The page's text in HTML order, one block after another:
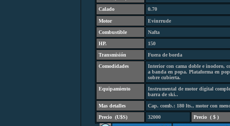
Calado
0.70
Motor
Evinrrude
Combustible
Nafta
HP.
150
Transmisión
Fuera de borda
Comodidades
Interior con cama doble e inodoro,
a banda en popa. Plataforma en
sobre cubierta.
Equipamiento
Instrumental de motor digital
barra de ski..
Mas detalles
Cap. comb.: 180 lts., motor con
Precio (U$S) 32000 Precio ( $ )